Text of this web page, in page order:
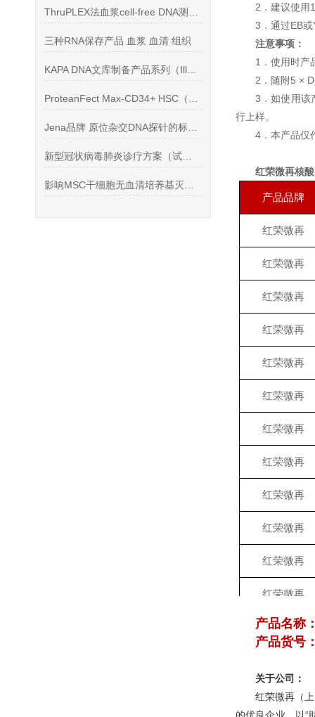
三种RNA保存产品 血浆 血清 组织
2．建议使用
3．通过EB
注意事项：
1．使用时产
2．随附5 ×
3．如使用该
行上样。
4．本产品仅
红荣微再核
产品品牌
红荣微再
红荣微再
红荣微再
红荣微再
红荣微再
红荣微再
红荣微再
红荣微再
红荣微再
红荣微再
红荣微再
红荣微再
红荣微再
红荣微再
产品名称
产品货号
关于公司：
红荣微再（